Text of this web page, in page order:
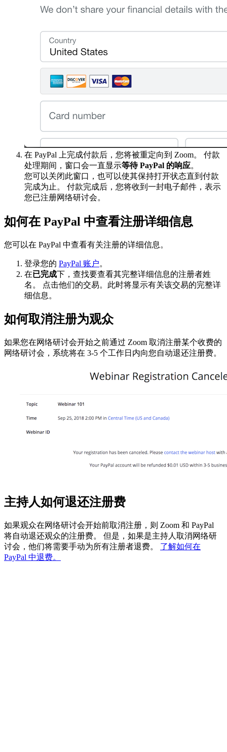
在 PayPal 上完成付款后，您将被重定向到 Zoom。 付款
处理期间，窗口会一直显示等待 PayPal 的响应。
您可以关闭此窗口，也可以使其保持打开状态直到付款
完成为止。 付款完成后，您将收到一封电子邮件，表示
您已注册网络研讨会。
如何在 PayPal 中查看注册详细信息
您可以在 PayPal 中查看有关注册的详细信息。
登录您的 PayPal 账户。
在已完成下，查找要查看其完整详细信息的注册者姓
名。 点击他们的交易。此时将显示有关该交易的完整详
细信息。
如何取消注册为观众
如果您在网络研讨会开始之前通过 Zoom 取消注册某个收费的
网络研讨会，系统将在 3-5 个工作日内向您自动退还注册费。
主持人如何退还注册费
如果观众在网络研讨会开始前取消注册，则 Zoom 和 PayPal
将自动退还观众的注册费。 但是，如果是主持人取消网络研
讨会，他们将需要手动为所有注册者退费。 了解如何在
PayPal 中退费。